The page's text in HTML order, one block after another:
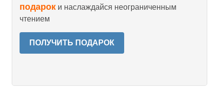
подарок и наслаждайся неограниченным
чтением
ПОЛУЧИТЬ ПОДАРОК